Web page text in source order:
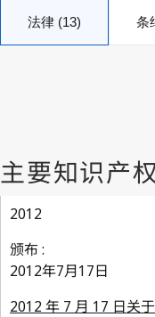
法律 (13) 条
2012
颁布 :
2012年7月17日
2012 年 7 月 17 日关